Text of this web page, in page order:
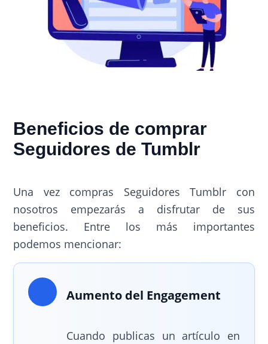
Beneficios de comprar
Seguidores de Tumblr
Una vez compras Seguidores Tumblr con
nosotros empezarás a disfrutar de sus
beneficios. Entre los más importantes
podemos mencionar:
Aumento del Engagement
Cuando publicas un artículo en